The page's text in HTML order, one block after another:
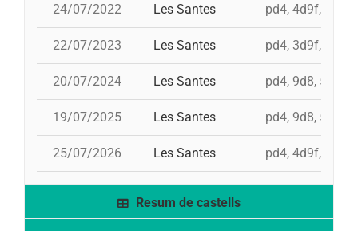
24/07/2022 Les Santes pd4, 4d9f,
22/07/2023 Les Santes pd4, 3d9f,
20/07/2024 Les Santes pd4, 9d8, 5d9f,
19/07/2025 Les Santes pd4, 9d8, 5d9f,
25/07/2026 Les Santes pd4, 4d9f,
Resum de castells